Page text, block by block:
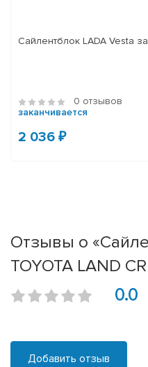
Сайлентблок LADA Vesta
0 отзывов
заканчивается
2 036 ₽
Отзывы о
TOYOTA LAND
0.0
Добавить отзыв